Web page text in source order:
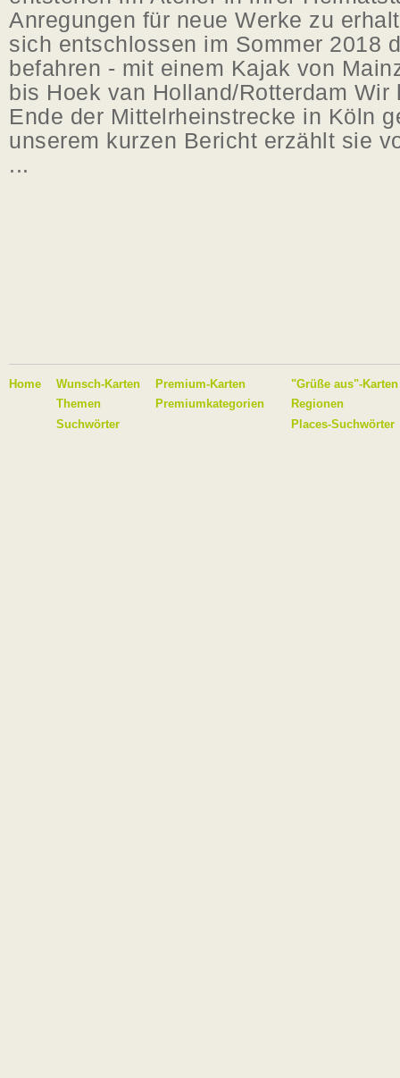
Anregungen für neue Werke zu
sich entschlossen im Sommer 2018
befahren - mit einem Kajak von
bis Hoek van Holland/Rotterdam Wir
Ende der Mittelrheinstrecke in Köln
unserem kurzen Bericht erzählt sie
...
Home
Wunsch-Karten
Themen
Suchwörter
Premium-Karten
Premiumkategorien
"Grüße aus"-Karten
Regionen
Places-Suchwörter